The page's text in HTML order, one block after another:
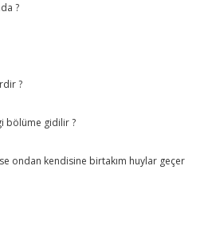
?
?
bölüme gidilir ?
ondan kendisine birtakım huylar geçer